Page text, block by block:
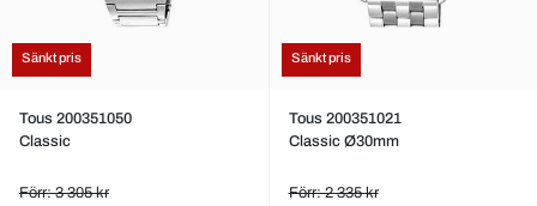
Sänkt pris
Tous 200351050
Classic
Förr: 3 305 kr
Sänkt pris
Tous 200351021
Classic Ø30mm
Förr: 2 335 kr